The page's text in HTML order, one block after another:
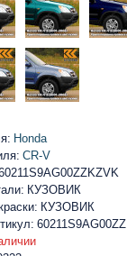
Honda
CR-V
КУЗОВИК
КУЗОВИК
60211S9AG00ZZ